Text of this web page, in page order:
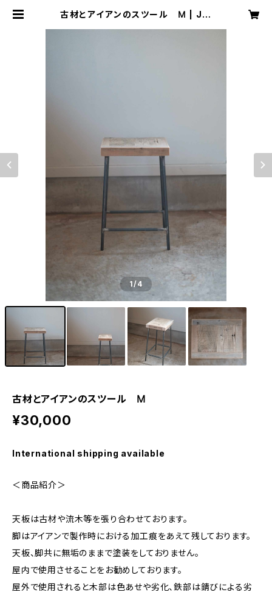
古材とアイアンのスツール Ⅿ | Jin
1/4
古材とアイアンのスツール Ⅿ
¥30,000
International shipping available
＜商品紹介＞
天板は古材や流木等を張り合わせております。
脚はアイアンで製作時における加工痕をあえて残しております。
天板、脚共に無垢のままで塗装をしておりません。
屋内で使用させることをお勧めしております。
屋外で使用されると木部は色あせや劣化、鉄部は錆びによる劣